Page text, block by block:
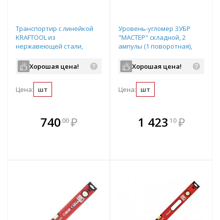
Транспортир с линейкой
KRAFTOOL из
нержавеющей стали,
Хорошая цена!
Цена: шт
740 00 ₽
В комплекте
всегда выгоднее!
Уровень-угломер ЗУБР
"МАСТЕР" складной, 2
ампулы (1 поворотная),
арт.34740
Хорошая цена!
Цена: шт
В комплекте
всегда выгоднее!
1 423 10 ₽